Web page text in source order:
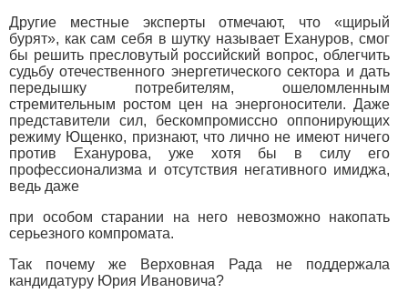
Другие местные эксперты отмечают, что «щирый
бурят», как сам себя в шутку называет Ехануров, смог
бы решить пресловутый российский вопрос, облегчить
судьбу отечественного энергетического сектора и дать
передышку потребителям, ошеломленным
стремительным ростом цен на энергоносители. Даже
представители сил, бескомпромиссно оппонирующих
режиму Ющенко, признают, что лично не имеют ничего
против Еханурова, уже хотя бы в силу его
профессионализма и отсутствия негативного имиджа,
ведь даже
при особом старании на него невозможно накопать
серьезного компромата.
Так почему же Верховная Рада не поддержала
кандидатуру Юрия Ивановича?